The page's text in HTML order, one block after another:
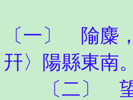
〔一〕 隃麋
幵〉陽縣東南
〔二〕 望